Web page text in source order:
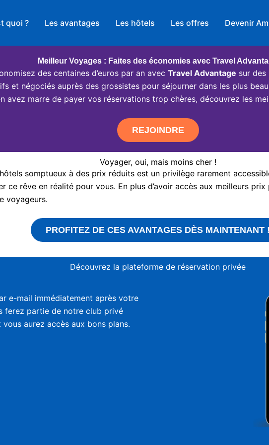
quoi ? Les avantages Les hôtels Les offres Devenir
Meilleur Voyages : Faites des économies avec Travel
des centaines d’euros par an avec Travel Advantage sur des
et négociés auprès des grossistes pour séjourner dans les plus
avez marre de payer vos réservations trop chères, découvrez les
REJOINDRE
Voyager, oui, mais moins cher !
somptueux à des prix réduits est un privilège rarement
ce rêve en réalité pour vous. En plus d’avoir accès aux meilleurs
voyageurs.
PROFITEZ DE CES AVANTAGES DÈS MAINTENANT
Découvrez la plateforme de réservation privée
e-mail immédiatement après votre
ferez partie de notre club privé
aurez accès aux bons plans.